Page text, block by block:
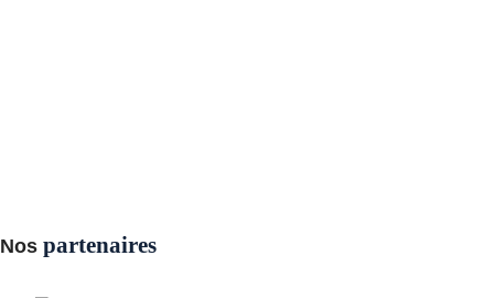
Nos partenaires